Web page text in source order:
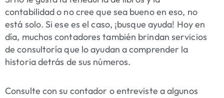
contabilidad o no cree que sea bueno en eso, no
está solo. Si ese es el caso, ¡busque ayuda! Hoy en
día, muchos contadores también brindan servicios
de consultoría que lo ayudan a comprender la
historia detrás de sus números.
Consulte con su contador o entreviste a algunos